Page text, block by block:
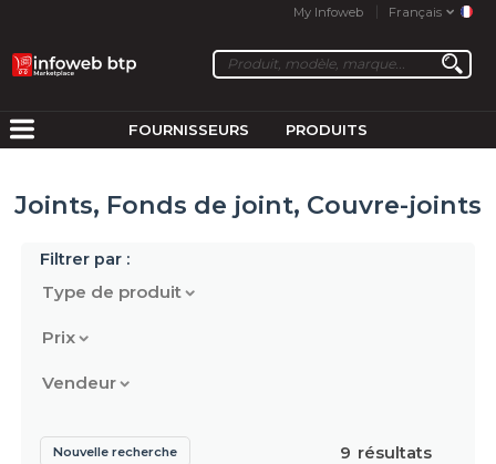
My Infoweb Français
FOURNISSEURS PRODUITS
Joints, Fonds de joint, Couvre-joints
Filtrer par :
Type de produit
Prix
Vendeur
9 résultats
Nouvelle recherche